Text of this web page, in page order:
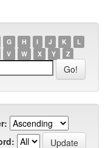
G H I J K
L
V W X Y Z